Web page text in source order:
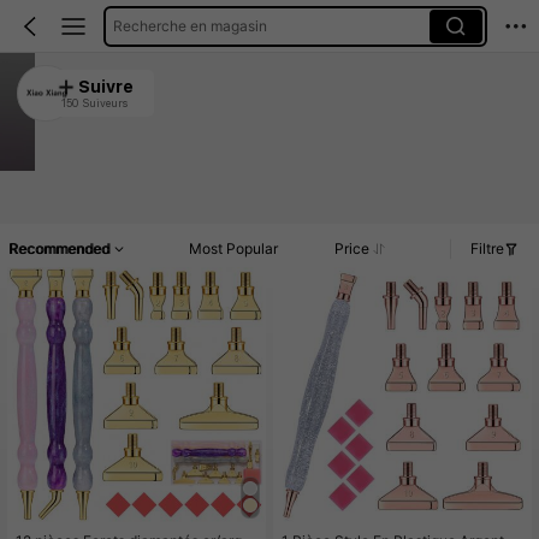
Recherche en magasin
Xiao Xiang
4.92
Suivre
150 Suiveurs
Recommended Most Popular Price Filtre